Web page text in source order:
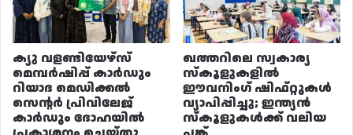
ക്യു വളണ്ടിയേഴ്‌സ്
മെമ്പർഷിപ്പ് കാർഡും
റിയാദ മെഡിക്കൽ
സെന്റർ പ്രിവിലേജ്
കാർഡും ദോഹയിൽ
ഖത്തറിലെ സ്വകാര്യ
സ്കൂളുകളിൽ
ഈവനിംഗ് ഷിഫ്റ്റുകൾ
വ്യാപിപ്പിച്ചു; ഇന്ത്യൻ
സ്കൂളുകൾക്ക് വലിയ